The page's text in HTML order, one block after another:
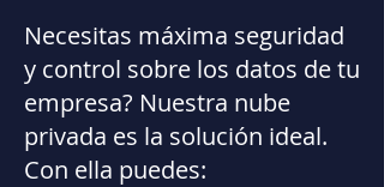
Necesitas máxima seguridad
y control sobre los datos de tu
empresa? Nuestra nube
privada es la solución ideal.
Con ella puedes: